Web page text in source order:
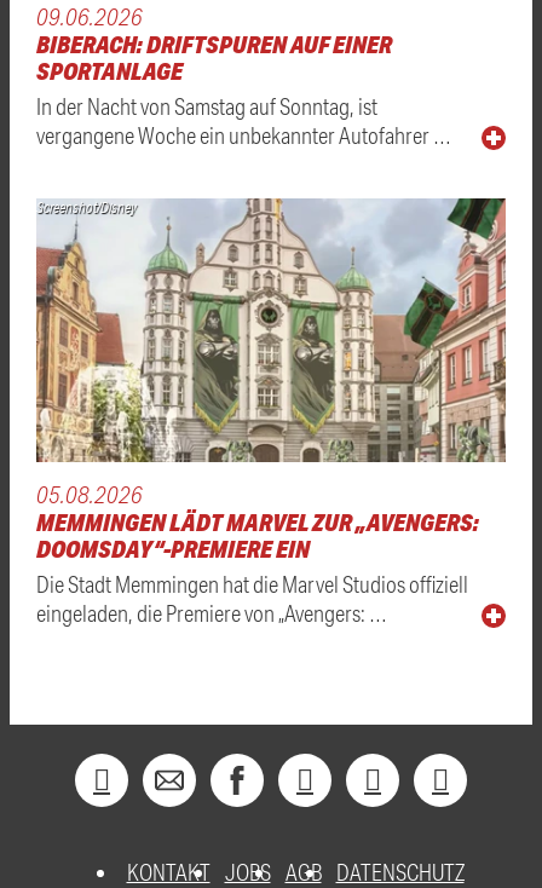
09.06.2026
BIBERACH: DRIFTSPUREN AUF EINER
SPORTANLAGE
In der Nacht von Samstag auf Sonntag, ist
vergangene Woche ein unbekannter Autofahrer …
Screenshot/Disney
05.08.2026
MEMMINGEN LÄDT MARVEL ZUR „AVENGERS:
DOOMSDAY“-PREMIERE EIN
Die Stadt Memmingen hat die Marvel Studios offiziell
eingeladen, die Premiere von „Avengers: …
KONTAKT JOBS AGB DATENSCHUTZ